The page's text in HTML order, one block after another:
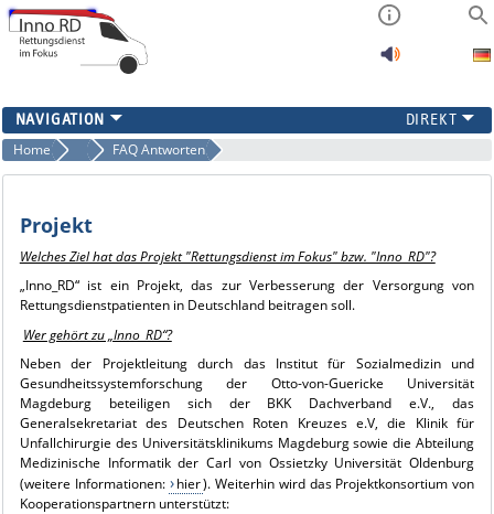
PROJEKTINFORMATION
FAQ
KONTAKT
Home FAQ FAQ Antworten
Projekt
Welches Ziel hat das Projekt "Rettungsdienst im Fokus" bzw. "Inno_RD"?
„Inno_RD“ ist ein Projekt, das zur Verbesserung der Versorgung von
Rettungsdienstpatienten in Deutschland beitragen soll.
Wer gehört zu „Inno_RD“?
Neben der Projektleitung durch das Institut für Sozialmedizin und
Gesundheitssystemforschung der Otto-von-Guericke Universität
Magdeburg beteiligen sich der BKK Dachverband e.V., das
Generalsekretariat des Deutschen Roten Kreuzes e.V, die Klinik für
Unfallchirurgie des Universitätsklinikums Magdeburg sowie die Abteilung
Medizinische Informatik der Carl von Ossietzky Universität Oldenburg
(weitere Informationen:
hier). Weiterhin wird das Projektkonsortium von
Kooperationspartnern unterstützt: